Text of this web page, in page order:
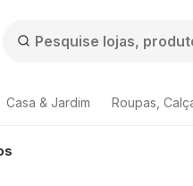
Casa & Jardim Roupas,